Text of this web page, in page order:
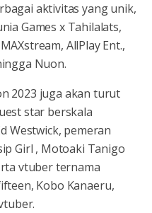
aktivitas yang unik,
Games x Tahilalats,
AllPlay Ent.,
Nuon.
2023 juga akan turut
star berskala
Westwick, pemeran
Girl , Motoaki Tanigo
vtuber ternama
Kobo Kanaeru,